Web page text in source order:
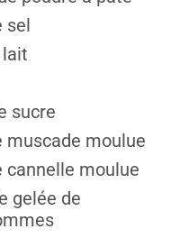
sel
sucre
muscade moulue
cannelle moulue
gelée de